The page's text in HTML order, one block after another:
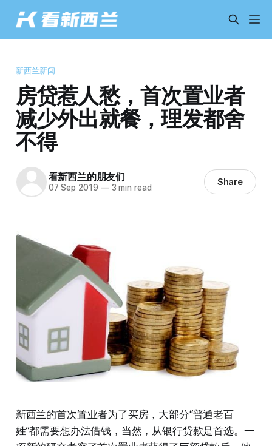
新西兰新闻
房贷惹人愁，首次置业者
减少外出就餐，理发都舍
不得
看新西兰的朋友们
07 Sep 2019 —3 min read Share
新西兰的首次置业者为了买房，大部分“普通老百
姓”都需要想办法借钱，当然，从银行贷款是首选。一